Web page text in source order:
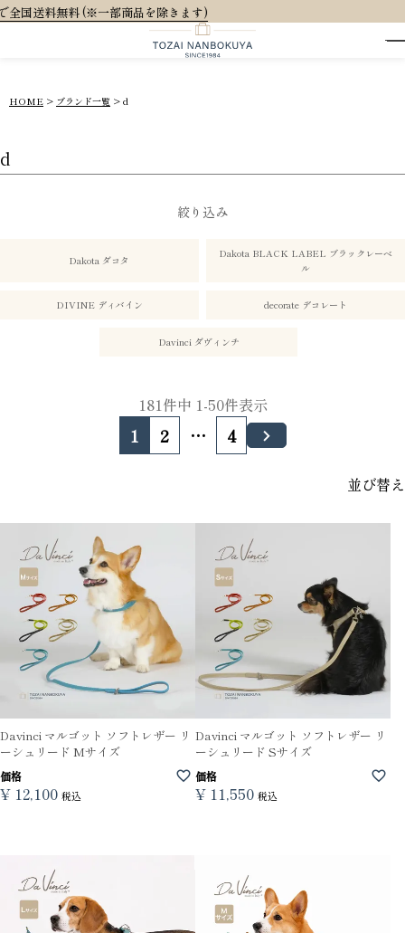
HOME ブランド一覧 d
d
絞り込み
Dakota ダコタ
Dakota BLACK LABEL ブラックレーベ
ル
DIVINE ディバイン decorate デコレート
Davinci ダヴィンチ
並び替え
181件中 1-50件表示
1 2 … 4
Davinci マルゴット ソフトレザー リ
ーシュリード Mサイズ
価格
¥ 12,100 税込
Davinci マルゴット ソフトレザー リ
ーシュリード Sサイズ
価格
¥ 11,550 税込